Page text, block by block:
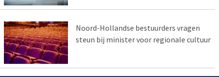
Noord-Hollandse bestuurders vragen
steun bij minister voor regionale cultuur